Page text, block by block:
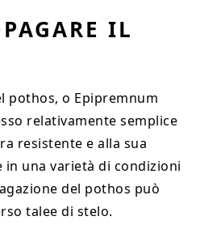
IL
pothos, o Epipremnum
relativamente semplice
resistente e alla sua
in una varietà di condizioni
del pothos può
talee di stelo.